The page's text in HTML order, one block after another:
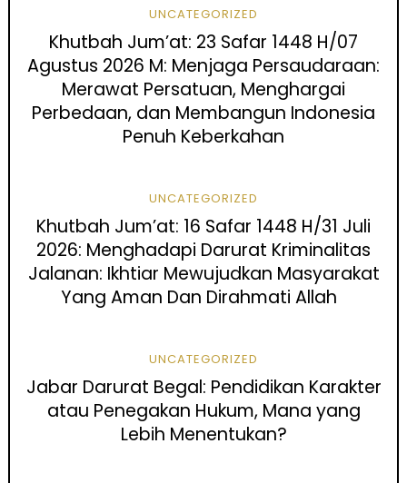
UNCATEGORIZED
Khutbah Jum’at: 23 Safar 1448 H/07
Agustus 2026 M: Menjaga Persaudaraan:
Merawat Persatuan, Menghargai
Perbedaan, dan Membangun Indonesia
Penuh Keberkahan
UNCATEGORIZED
Khutbah Jum’at: 16 Safar 1448 H/31 Juli
2026: Menghadapi Darurat Kriminalitas
Jalanan: Ikhtiar Mewujudkan Masyarakat
Yang Aman Dan Dirahmati Allah
UNCATEGORIZED
Jabar Darurat Begal: Pendidikan Karakter
atau Penegakan Hukum, Mana yang
Lebih Menentukan?